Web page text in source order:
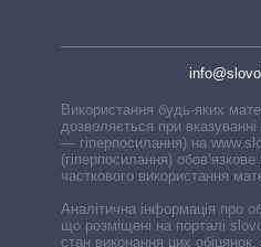
Використання будь-яких
дозволяється при
— гіперпосилання) на
(гіперпосилання)
часткового використання
Аналітична інформація про
що розміщені на порталі
стан виконання цих